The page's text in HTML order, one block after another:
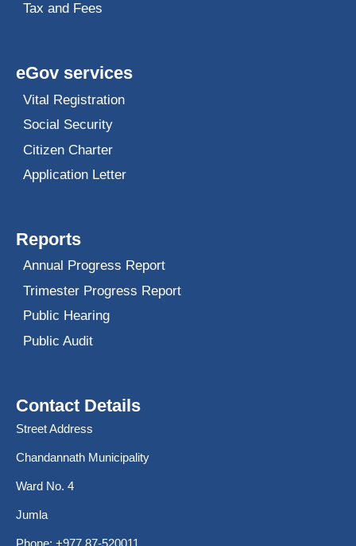
Tax and Fees
eGov services
Vital Registration
Social Security
Citizen Charter
Application Letter
Reports
Annual Progress Report
Trimester Progress Report
Public Hearing
Public Audit
Contact Details
Street Address
Chandannath Municipality
Ward No. 4
Jumla
Phone: +977 87-520011